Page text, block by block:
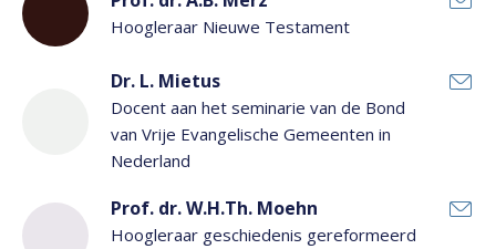
Hoogleraar Nieuwe Testament
Dr. L. Mietus
Docent aan het seminarie van de Bond
van Vrije Evangelische Gemeenten in
Nederland
Prof. dr. W.H.Th. Moehn
Hoogleraar geschiedenis gereformeerd